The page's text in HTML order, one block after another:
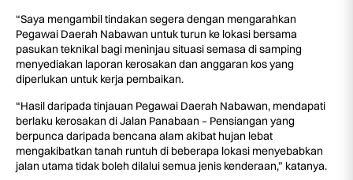
“Saya mengambil tindakan segera dengan mengarahkan
Pegawai Daerah Nabawan untuk turun ke lokasi bersama
pasukan teknikal bagi meninjau situasi semasa di samping
menyediakan laporan kerosakan dan anggaran kos yang
diperlukan untuk kerja pembaikan.
“Hasil daripada tinjauan Pegawai Daerah Nabawan, mendapati
berlaku kerosakan di Jalan Panabaan – Pensiangan yang
berpunca daripada bencana alam akibat hujan lebat
mengakibatkan tanah runtuh di beberapa lokasi menyebabkan
jalan utama tidak boleh dilalui semua jenis kenderaan,” katanya.